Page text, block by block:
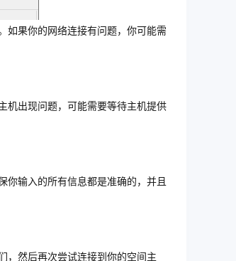
如果你的网络连接有问题，你可能需
机出现问题，可能需要等待主机提供
你输入的所有信息都是准确的，并且
，然后再次尝试连接到你的空间主